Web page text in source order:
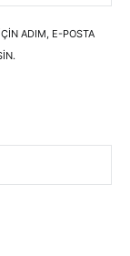
ADIM, E-POSTA